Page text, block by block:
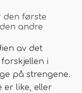
den første
andre
av det
i
på strengene.
er like, eller